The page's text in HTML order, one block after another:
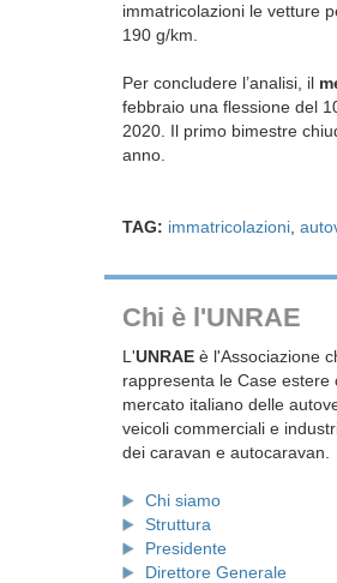
immatricolazioni le vetture
190 g/km.
Per concludere l’analisi, il
febbraio una flessione del
2020. Il primo bimestre
anno.
TAG: immatricolazioni
Chi è l'UNRAE
L'UNRAE è l'Associazione
rappresenta le Case estere
mercato italiano delle
veicoli commerciali e
dei caravan e autocaravan.
Chi siamo
Struttura
Presidente
Direttore Generale